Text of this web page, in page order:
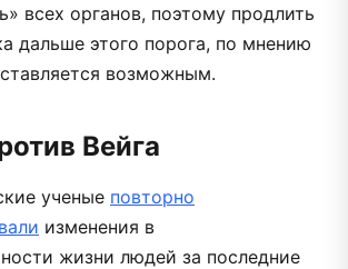
всех органов, поэтому продлить
дальше этого порога, по мнению
возможным.
Вейга
ученые повторно
изменения в
жизни людей за последние